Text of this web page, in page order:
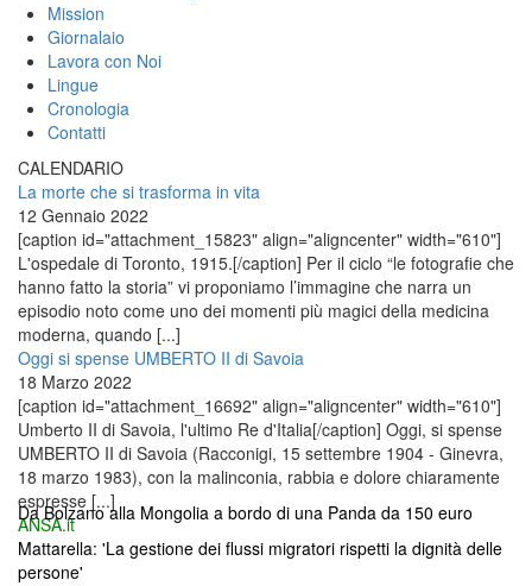
Mission
Giornalaio
Lavora con Noi
Lingue
Cronologia
Contatti
CALENDARIO
La morte che si trasforma in vita
12 Gennaio 2022
[caption id="attachment_15823" align="aligncenter" width="610"]
L'ospedale di Toronto, 1915.[/caption] Per il ciclo “le fotografie che
hanno fatto la storia” vi proponiamo l’immagine che narra un
episodio noto come uno dei momenti più magici della medicina
moderna, quando [...]
Oggi si spense UMBERTO II di Savoia
18 Marzo 2022
[caption id="attachment_16692" align="aligncenter" width="610"]
Umberto II di Savoia, l'ultimo Re d'Italia[/caption] Oggi, si spense
UMBERTO II di Savoia (Racconigi, 15 settembre 1904 - Ginevra,
18 marzo 1983), con la malinconia, rabbia e dolore chiaramente
espresse [...]
ANSA.it
Da Bolzano alla Mongolia a bordo di una Panda da 150 euro
Mattarella: 'La gestione dei flussi migratori rispetti la dignità delle
persone'